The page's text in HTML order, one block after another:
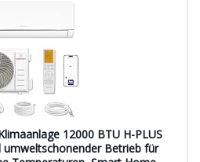
12000 BTU H-PLUS
umweltschonender Betrieb für